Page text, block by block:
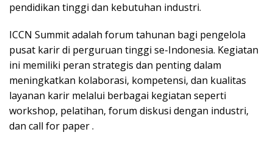
pendidikan tinggi dan kebutuhan industri.
ICCN Summit adalah forum tahunan bagi pengelola
pusat karir di perguruan tinggi se-Indonesia. Kegiatan
ini memiliki peran strategis dan penting dalam
meningkatkan kolaborasi, kompetensi, dan kualitas
layanan karir melalui berbagai kegiatan seperti
workshop, pelatihan, forum diskusi dengan industri,
dan call for paper .